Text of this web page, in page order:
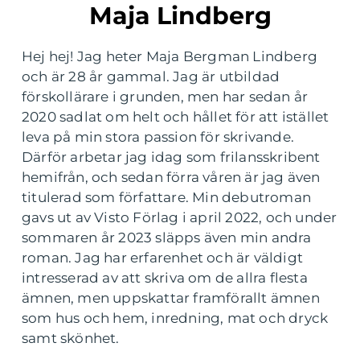
Maja Lindberg
Hej hej! Jag heter Maja Bergman Lindberg
och är 28 år gammal. Jag är utbildad
förskollärare i grunden, men har sedan år
2020 sadlat om helt och hållet för att istället
leva på min stora passion för skrivande.
Därför arbetar jag idag som frilansskribent
hemifrån, och sedan förra våren är jag även
titulerad som författare. Min debutroman
gavs ut av Visto Förlag i april 2022, och under
sommaren år 2023 släpps även min andra
roman. Jag har erfarenhet och är väldigt
intresserad av att skriva om de allra flesta
ämnen, men uppskattar framförallt ämnen
som hus och hem, inredning, mat och dryck
samt skönhet.